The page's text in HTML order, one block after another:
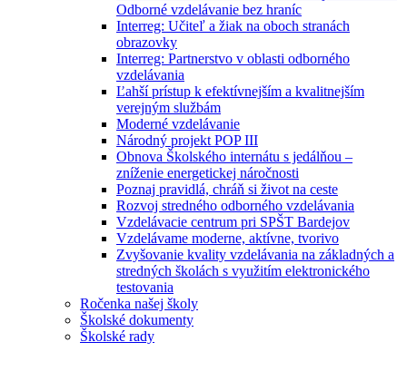
Odborné vzdelávanie bez hraníc
Interreg: Učiteľ a žiak na oboch stranách
obrazovky
Interreg: Partnerstvo v oblasti odborného
vzdelávania
Ľahší prístup k efektívnejším a kvalitnejším
verejným službám
Moderné vzdelávanie
Národný projekt POP III
Obnova Školského internátu s jedálňou –
zníženie energetickej náročnosti
Poznaj pravidlá, chráň si život na ceste
Rozvoj stredného odborného vzdelávania
Vzdelávacie centrum pri SPŠT Bardejov
Vzdelávame moderne, aktívne, tvorivo
Zvyšovanie kvality vzdelávania na základných a
stredných školách s využitím elektronického
testovania
Ročenka našej školy
Školské dokumenty
Školské rady